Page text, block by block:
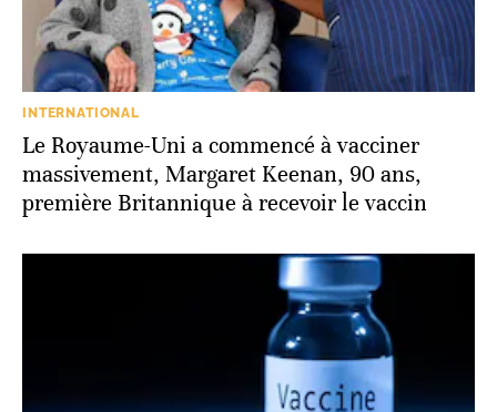
INTERNATIONAL
Le Royaume-Uni a commencé à vacciner
massivement, Margaret Keenan, 90 ans,
première Britannique à recevoir le vaccin